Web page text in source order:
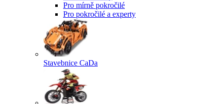
Pro mírně pokročilé
Pro pokročilé a experty
Stavebnice CaDa